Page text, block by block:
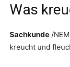
Was
Sachkunde /
kreucht und